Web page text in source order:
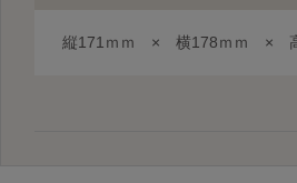
縦171ｍｍ × 横178ｍｍ × 高